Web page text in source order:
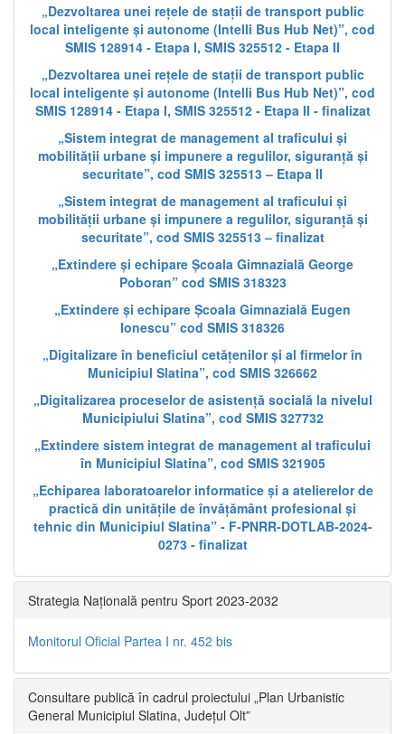
„Dezvoltarea unei rețele de stații de transport public
local inteligente și autonome (Intelli Bus Hub Net)”, cod
SMIS 128914 - Etapa I, SMIS 325512 - Etapa II
„Dezvoltarea unei rețele de stații de transport public
local inteligente și autonome (Intelli Bus Hub Net)”, cod
SMIS 128914 - Etapa I, SMIS 325512 - Etapa II - finalizat
„Sistem integrat de management al traficului și
mobilității urbane și impunere a regulilor, siguranță și
securitate”, cod SMIS 325513 – Etapa II
„Sistem integrat de management al traficului și
mobilității urbane și impunere a regulilor, siguranță și
securitate”, cod SMIS 325513 – finalizat
„Extindere și echipare Școala Gimnazială George
Poboran” cod SMIS 318323
„Extindere și echipare Școala Gimnazială Eugen
Ionescu” cod SMIS 318326
„Digitalizare în beneficiul cetățenilor și al firmelor în
Municipiul Slatina”, cod SMIS 326662
„Digitalizarea proceselor de asistență socială la nivelul
Municipiului Slatina”, cod SMIS 327732
„Extindere sistem integrat de management al traficului
în Municipiul Slatina”, cod SMIS 321905
„Echiparea laboratoarelor informatice și a atelierelor de
practică din unitățile de învățământ profesional și
tehnic din Municipiul Slatina” - F-PNRR-DOTLAB-2024-
0273 - finalizat
Strategia Națională pentru Sport 2023-2032
Monitorul Oficial Partea I nr. 452 bis
Consultare publică în cadrul proiectului „Plan Urbanistic
General Municipiul Slatina, Județul Olt”